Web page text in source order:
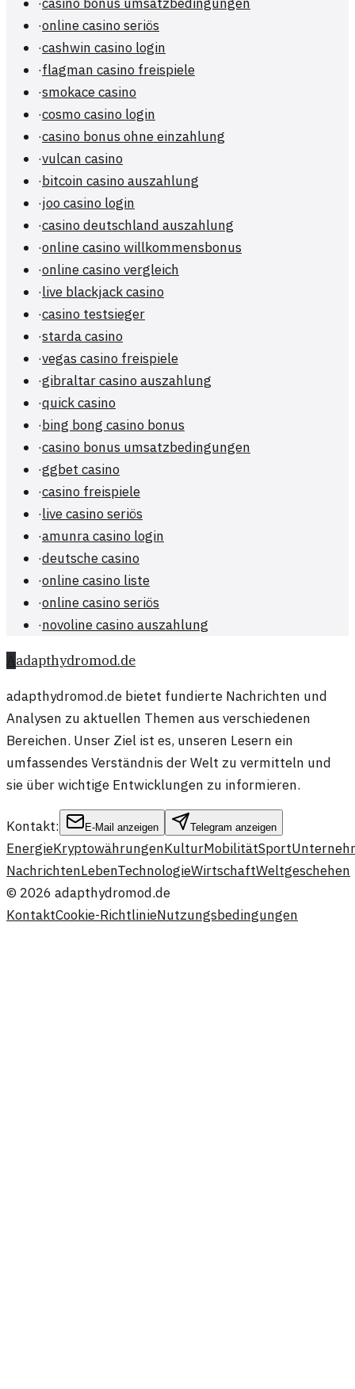
·online casino seriös
·cashwin casino login
·flagman casino freispiele
·smokace casino
·cosmo casino login
·casino bonus ohne einzahlung
·vulcan casino
·bitcoin casino auszahlung
·joo casino login
·casino deutschland auszahlung
·online casino willkommensbonus
·online casino vergleich
·live blackjack casino
·casino testsieger
·starda casino
·vegas casino freispiele
·gibraltar casino auszahlung
·quick casino
·bing bong casino bonus
·casino bonus umsatzbedingungen
·ggbet casino
·casino freispiele
·live casino seriös
·amunra casino login
·deutsche casino
·online casino liste
·online casino seriös
·novoline casino auszahlung
Aadapthydromod.de
adapthydromod.de bietet fundierte Nachrichten und
Analysen zu aktuellen Themen aus verschiedenen
Bereichen. Unser Ziel ist es, unseren Lesern ein
umfassendes Verständnis der Welt zu vermitteln und
sie über wichtige Entwicklungen zu informieren.
Kontakt: E-Mail anzeigen Telegram anzeigen
EnergieKryptowährungenKulturMobilitätSport
NachrichtenLebenTechnologieWirtschaftWeltgeschehen
© 2026 adapthydromod.de
KontaktCookie-RichtlinieNutzungsbedingungen